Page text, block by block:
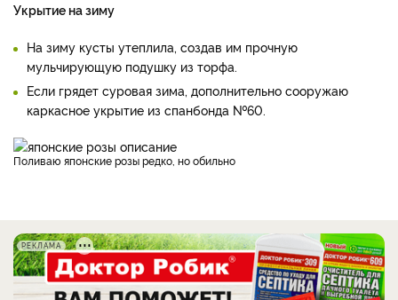
Укрытие на зиму
На зиму кусты утеплила, создав им прочную
мульчирующую подушку из торфа.
Если грядет суровая зима, дополнительно сооружаю
каркасное укрытие из спанбонда №60.
Поливаю японские розы редко, но обильно
РЕКЛАМА